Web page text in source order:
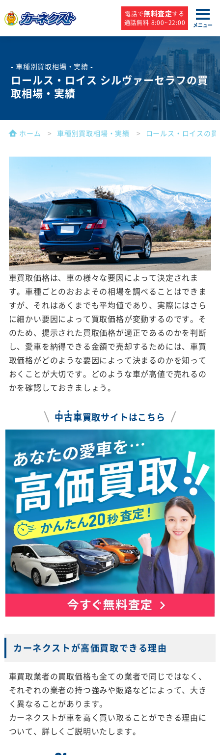
電話で無料査定する
通話無料 8:00~22:00
メニュー
- 車種別買取相場・実績 -
ロールス・ロイス シルヴァーセラフの買
取相場・実績
ホーム 車種別買取相場・実績 ロールス・ロイスの
車買取価格は、車の様々な要因によって決定されま
す。車種ごとのおおよその相場を調べることはできま
すが、それはあくまでも平均値であり、実際にはさら
に細かい要因によって買取価格が変動するのです。そ
のため、提示された買取価格が適正であるのかを判断
し、愛車を納得できる金額で売却するためには、車買
取価格がどのような要因によって決まるのかを知って
おくことが大切です。どのような車が高値で売れるの
かを確認しておきましょう。
中古車買取サイトはこちら
カーネクストが高価買取できる理由
車買取業者の買取価格も全ての業者で同じではなく、
それぞれの業者の持つ強みや販路などによって、大き
く異なることがあります。
カーネクストが車を高く買い取ることができる理由に
ついて、詳しくご説明いたします。